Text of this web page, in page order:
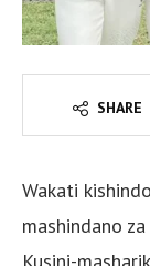
SHARE
Wakati
mashindano